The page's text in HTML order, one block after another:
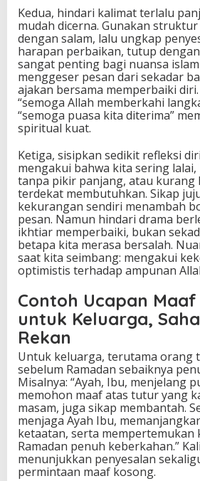
Kedua, hindari kalimat terlalu
mudah dicerna. Gunakan
dengan salam, lalu ungkap
harapan perbaikan, tutup
sangat penting bagi nuansa
menggeser pesan dari sekadar
ajakan bersama memperbaiki
“semoga Allah memberkahi
“semoga puasa kita diterima”
spiritual kuat.
Ketiga, sisipkan sedikit refleksi
mengakui bahwa kita sering
tanpa pikir panjang, atau kurang
terdekat membutuhkan. Sikap
kekurangan sendiri menambah
pesan. Namun hindari drama
ikhtiar memperbaiki, bukan
betapa kita merasa bersalah.
saat kita seimbang: mengakui
optimistis terhadap ampunan
Contoh Ucapan
untuk Keluarga,
Rekan
Untuk keluarga, terutama orang
sebelum Ramadan sebaiknya
Misalnya: “Ayah, Ibu, menjelang
memohon maaf atas tutur yang
masam, juga sikap membantah.
menjaga Ayah Ibu,
ketaatan, serta mempertemukan
Ramadan penuh keberkahan.”
menunjukkan penyesalan
permintaan maaf kosong.